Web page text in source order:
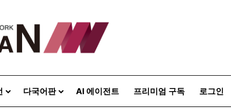
다국어판 AI 에이전트 프리미엄 구독 로그인